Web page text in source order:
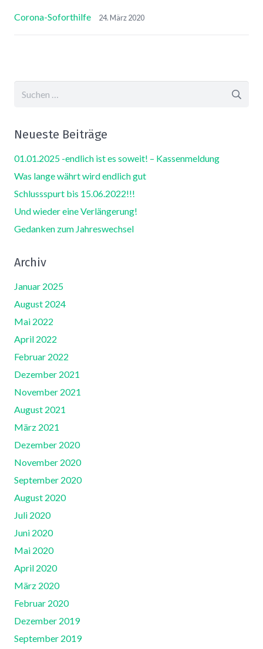
Corona-Soforthilfe 24. März 2020
Neueste Beiträge
01.01.2025 -endlich ist es soweit! – Kassenmeldung
Was lange währt wird endlich gut
Schlussspurt bis 15.06.2022!!!
Und wieder eine Verlängerung!
Gedanken zum Jahreswechsel
Archiv
Januar 2025
August 2024
Mai 2022
April 2022
Februar 2022
Dezember 2021
November 2021
August 2021
März 2021
Dezember 2020
November 2020
September 2020
August 2020
Juli 2020
Juni 2020
Mai 2020
April 2020
März 2020
Februar 2020
Dezember 2019
September 2019